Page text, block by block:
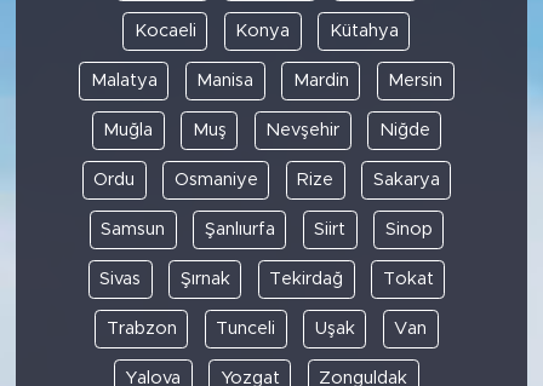
Kocaeli Konya Kütahya
Malatya Manisa Mardin Mersin
Muğla Muş Nevşehir Niğde
Ordu Osmaniye Rize Sakarya
Samsun Şanlıurfa Siirt Sinop
Sivas Şırnak Tekirdağ Tokat
Trabzon Tunceli Uşak Van
Yalova Yozgat Zonguldak